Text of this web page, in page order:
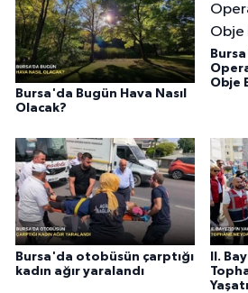
Bursa'da Bugün Hava Nasıl
Olacak?
Obje
Bursa'da otobüsün çarptığı
kadın ağır yaralandı
II.